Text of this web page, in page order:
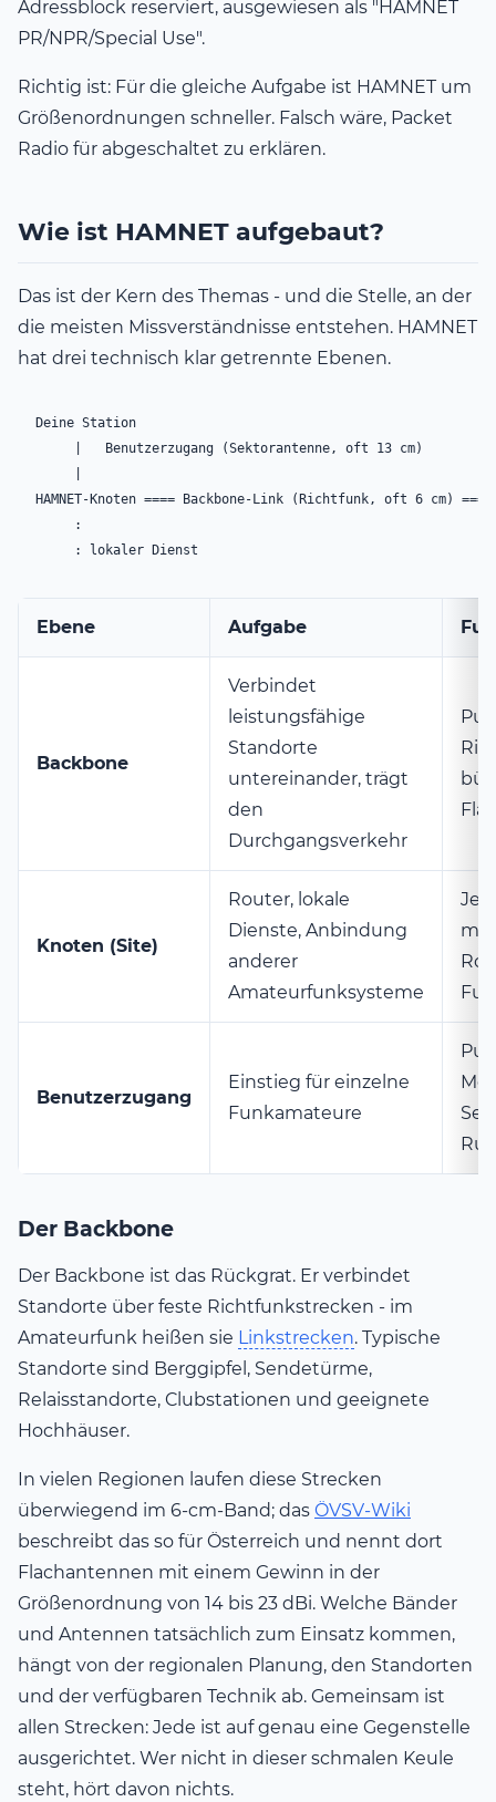
Adressblock reserviert, ausgewiesen als "HAMNET
PR/NPR/Special Use".
Richtig ist: Für die gleiche Aufgabe ist HAMNET um
Größenordnungen schneller. Falsch wäre, Packet
Radio für abgeschaltet zu erklären.
Wie ist HAMNET aufgebaut?
Das ist der Kern des Themas - und die Stelle, an der
die meisten Missverständnisse entstehen. HAMNET
hat drei technisch klar getrennte Ebenen.
Deine Station
     |   Benutzerzugang (Sektorantenne, oft 13 cm)
HAMNET-Knoten ==== Backbone-Link (Richtfunk, oft 6 cm) ====
:
: lokaler Dienst
Ebene Aufgabe
Backbone
Verbindet
leistungsfähige
Standorte
untereinander, trägt
den
Durchgangsverkehr
Knoten (Site)
Router, lokale
Dienste, Anbindung
anderer
Amateurfunksysteme
Je
Benutzerzugang
Einstieg für einzelne
Funkamateure
Der Backbone
Der Backbone ist das Rückgrat. Er verbindet
Standorte über feste Richtfunkstrecken - im
Amateurfunk heißen sie Linkstrecken. Typische
Standorte sind Berggipfel, Sendetürme,
Relaisstandorte, Clubstationen und geeignete
Hochhäuser.
In vielen Regionen laufen diese Strecken
überwiegend im 6-cm-Band; das ÖVSV-Wiki
beschreibt das so für Österreich und nennt dort
Flachantennen mit einem Gewinn in der
Größenordnung von 14 bis 23 dBi. Welche Bänder
und Antennen tatsächlich zum Einsatz kommen,
hängt von der regionalen Planung, den Standorten
und der verfügbaren Technik ab. Gemeinsam ist
allen Strecken: Jede ist auf genau eine Gegenstelle
ausgerichtet. Wer nicht in dieser schmalen Keule
steht, hört davon nichts.